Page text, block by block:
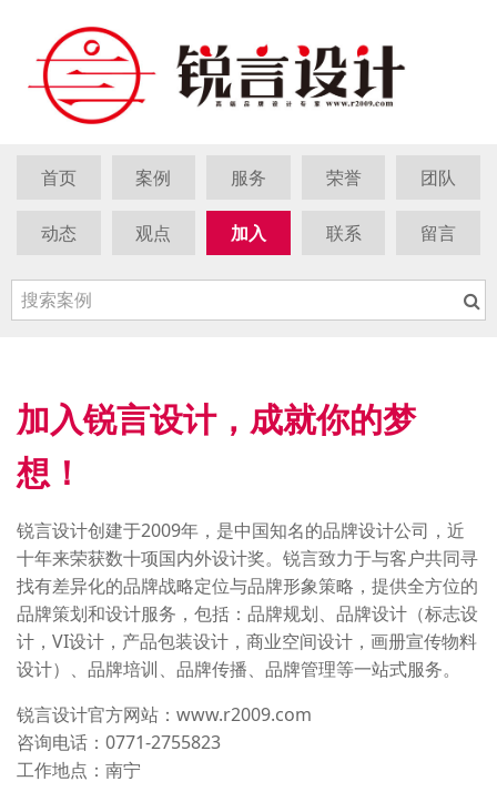
首页 案例 服务 荣誉 团队
动态 观点 加入 联系 留言
加入锐言设计，成就你的梦
想！
锐言设计创建于2009年，是中国知名的品牌设计公司，近
十年来荣获数十项国内外设计奖。锐言致力于与客户共同寻
找有差异化的品牌战略定位与品牌形象策略，提供全方位的
品牌策划和设计服务，包括：品牌规划、品牌设计（标志设
计，VI设计，产品包装设计，商业空间设计，画册宣传物料
设计）、品牌培训、品牌传播、品牌管理等一站式服务。
锐言设计官方网站：www.r2009.com
咨询电话：0771-2755823
工作地点：南宁